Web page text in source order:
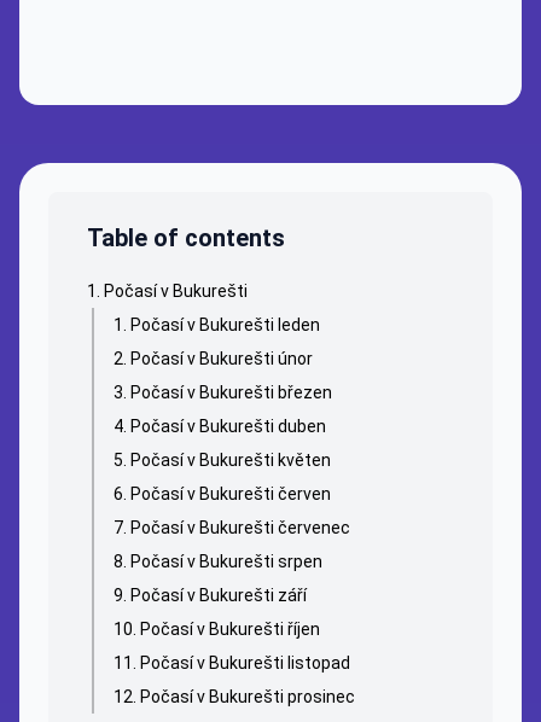
Table of contents
Počasí v Bukurešti
Počasí v Bukurešti leden
Počasí v Bukurešti únor
Počasí v Bukurešti březen
Počasí v Bukurešti duben
Počasí v Bukurešti květen
Počasí v Bukurešti červen
Počasí v Bukurešti červenec
Počasí v Bukurešti srpen
Počasí v Bukurešti září
Počasí v Bukurešti říjen
Počasí v Bukurešti listopad
Počasí v Bukurešti prosinec